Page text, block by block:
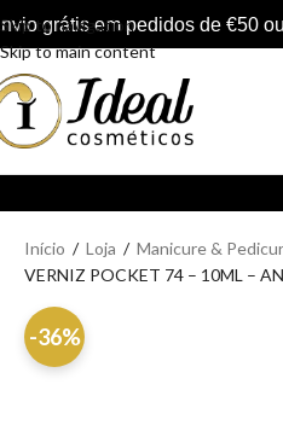
Skip to navigation
Skip to main content
grátis em pedidos de €50
Início / Loja / Manicure &
VERNIZ POCKET 74 – 10ML –
-36%